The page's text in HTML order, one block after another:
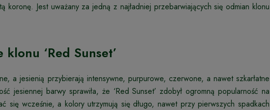
koronę. Jest uważany za jedną z najładniej przebarwiających się odmian klonu
‘Red Sunset’
a jesienią przybierają intensywne, purpurowe, czerwone, a nawet szkarłatne
jesiennej barwy sprawiła, że ‘Red Sunset’ zdobył ogromną popularność na
się wcześnie, a kolory utrzymują się długo, nawet przy pierwszych spadkach